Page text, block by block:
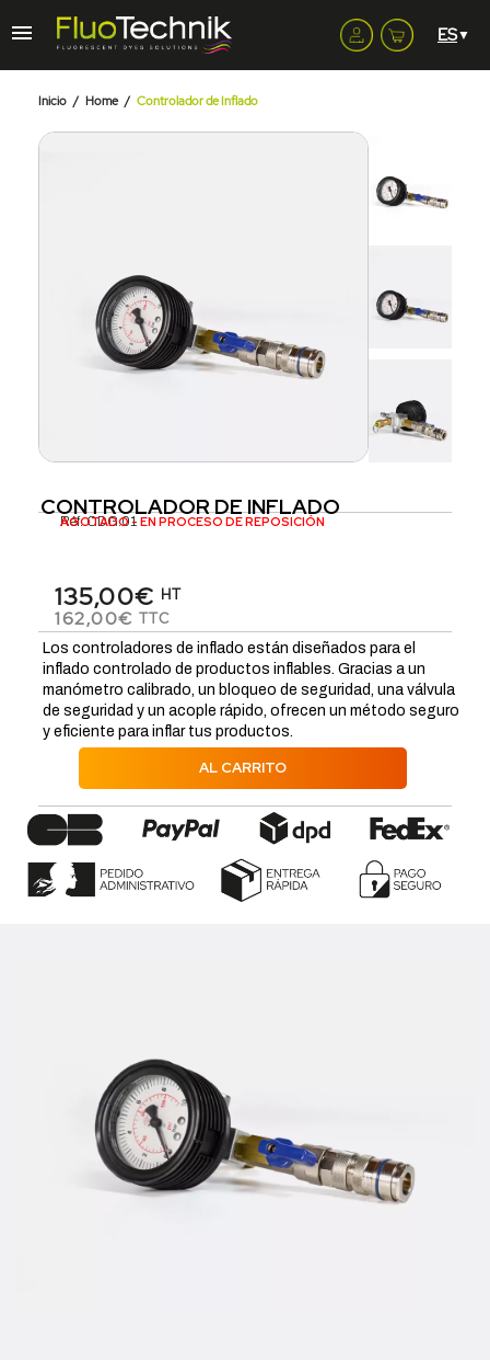
Inicio Home Controlador de Inflado
CONTROLADOR DE INFLADO
Réf. CDG.01
AGOTADO - EN PROCESO DE REPOSICIÓN
135,00€ HT
162,00€ TTC
Los controladores de inflado están diseñados para el
inflado controlado de productos inflables. Gracias a un
manómetro calibrado, un bloqueo de seguridad, una válvula
de seguridad y un acople rápido, ofrecen un método seguro
y eficiente para inflar tus productos.
AL CARRITO